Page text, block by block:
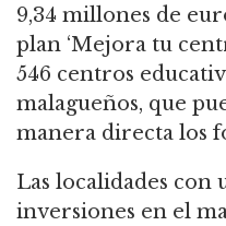
9,34 millones de
plan ‘Mejora tu
546 centros
malagueños, que
manera directa los
Las localidades
inversiones en el